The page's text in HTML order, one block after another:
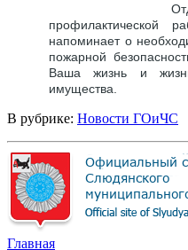
профилактической
напоминает о
пожарной
Ваша жизнь и
имущества.
В рубрике: Новости ГОиЧС
Главная